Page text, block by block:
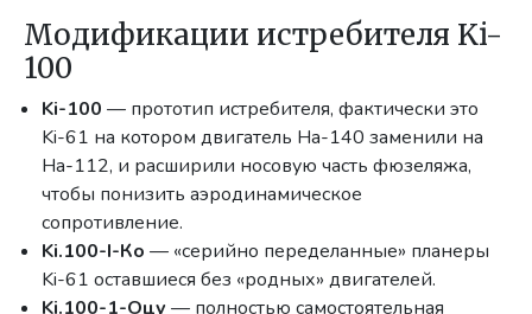
Модификации истребителя Ki-
100
Ki-100 — прототип истребителя, фактически это
Ki-61 на котором двигатель Ha-140 заменили на
Ha-112, и расширили носовую часть фюзеляжа,
чтобы понизить аэродинамическое
сопротивление.
Ki.100-I-Ко — «серийно переделанные» планеры
Ki-61 оставшиеся без «родных» двигателей.
Ki.100-1-Оцу— полностью самостоятельная